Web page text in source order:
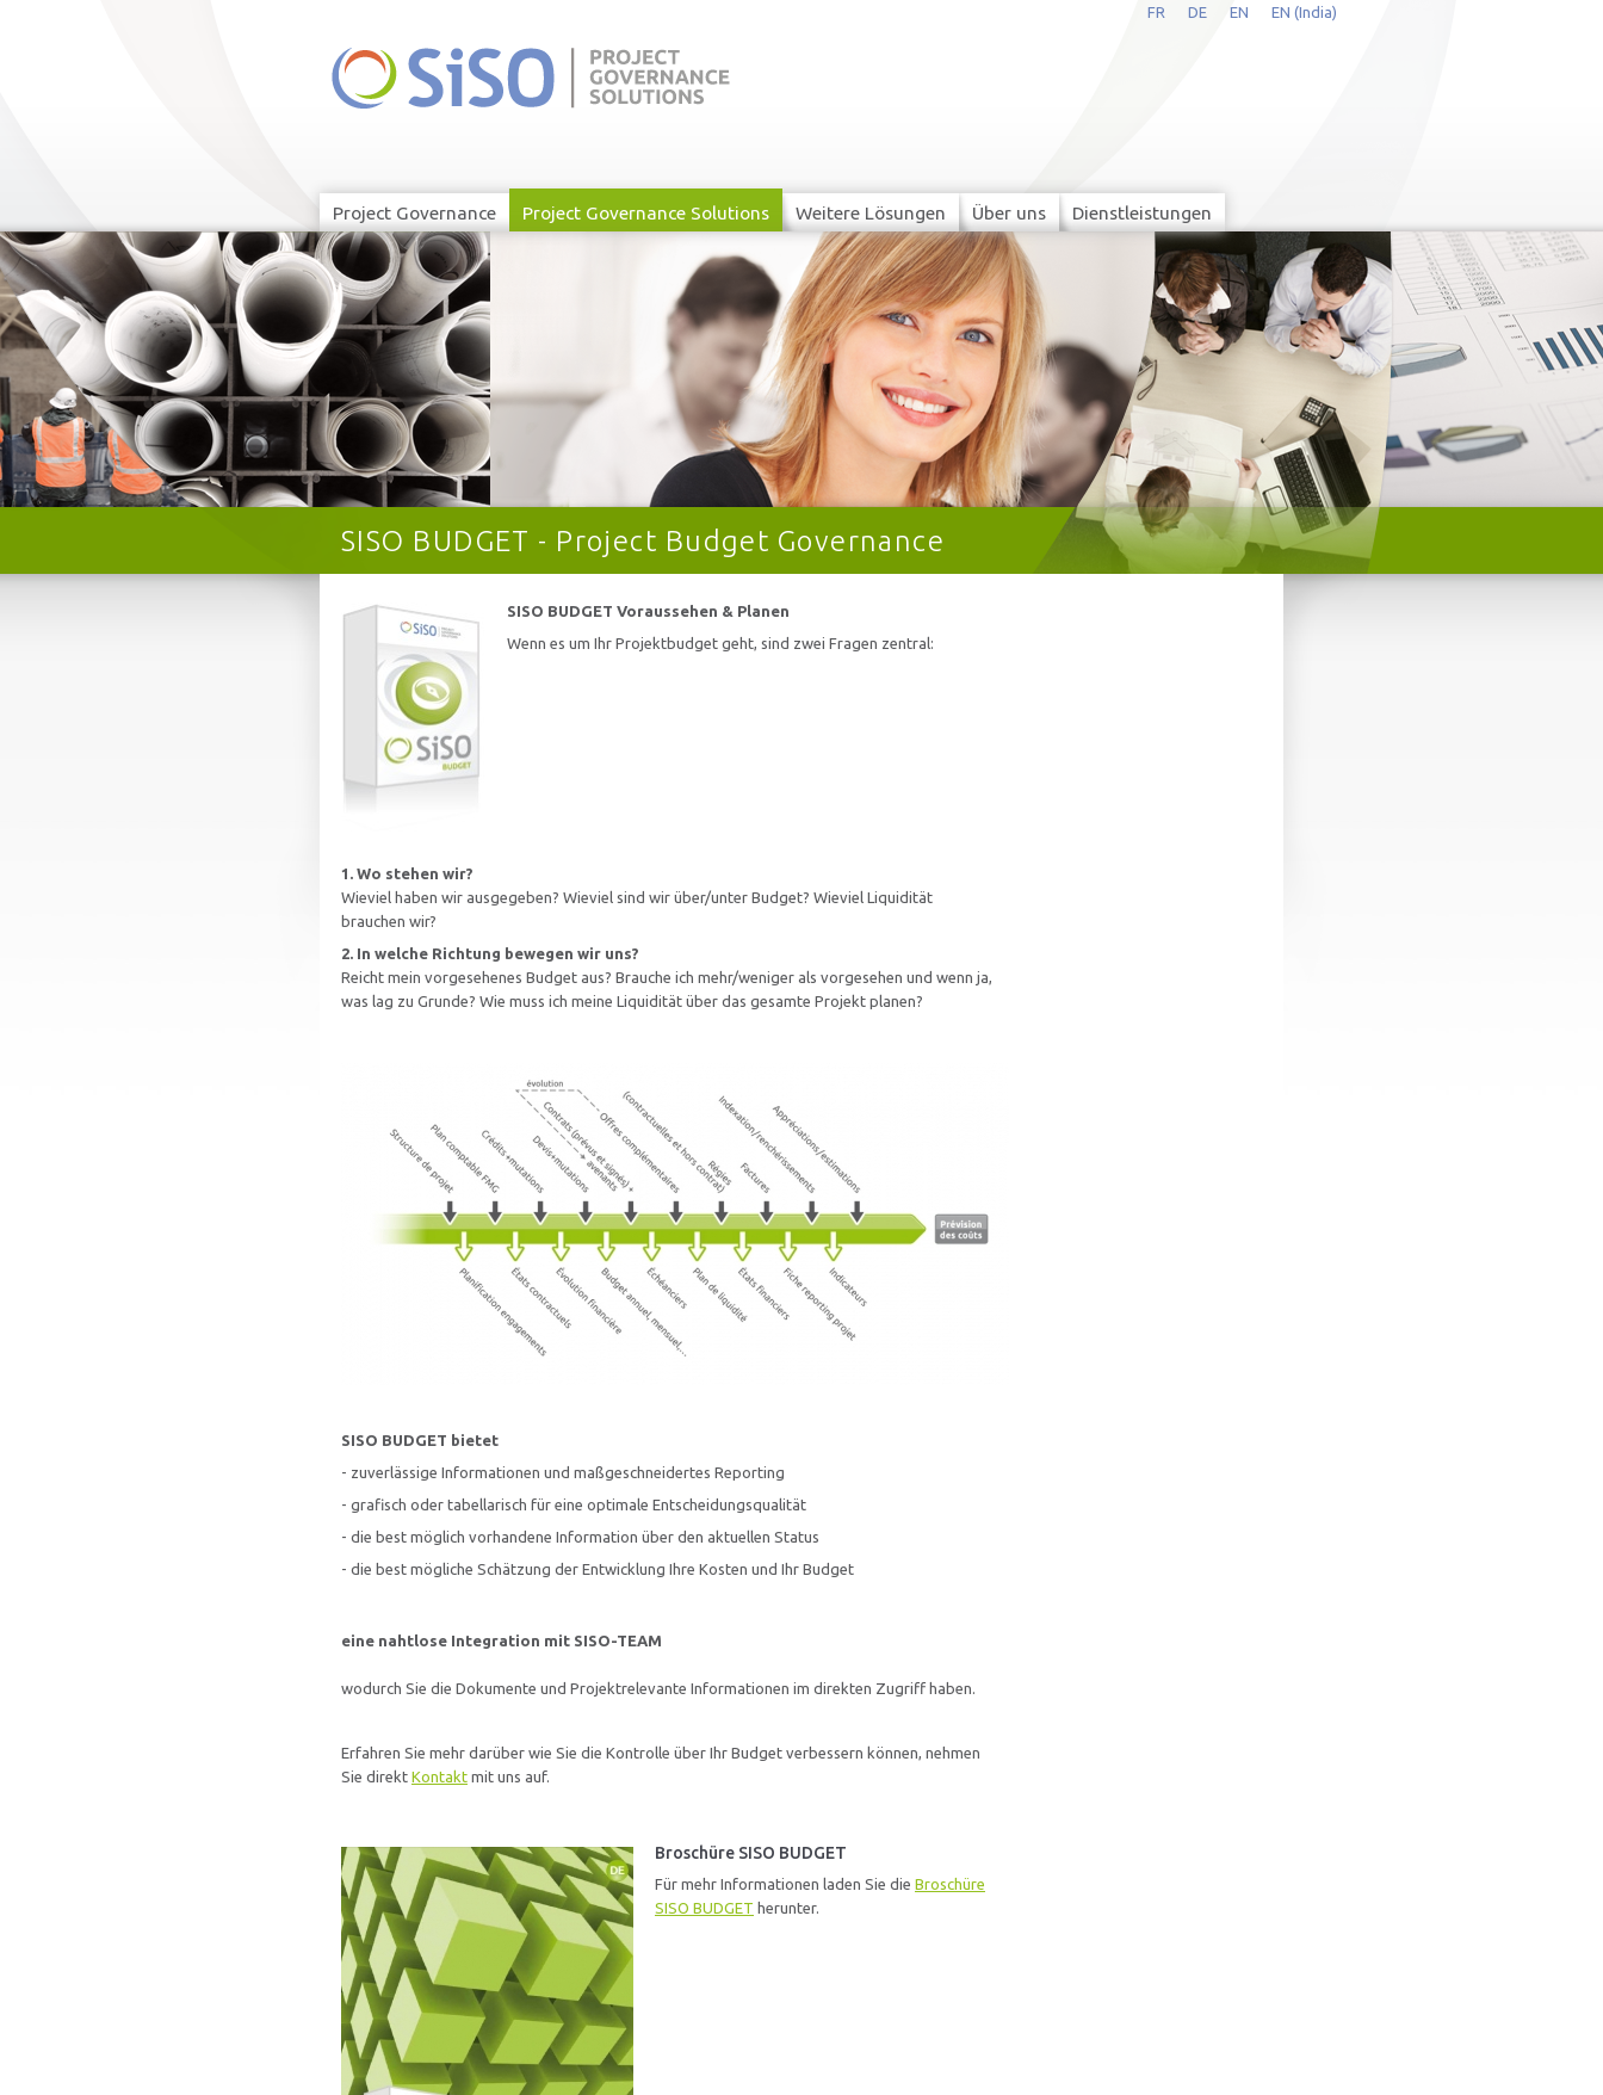
FR EN
DE EN (India)
Project Governance Project Governance Solutions Weitere Lösungen Über uns Dienstleistungen
SISO BUDGET - Project Budget Governance
SISO BUDGET Voraussehen & Planen
Wenn es um Ihr Projektbudget geht, sind zwei Fragen zentral:
1. Wo stehen wir?
Wieviel haben wir ausgegeben? Wieviel sind wir über/unter Budget? Wieviel Liquidität
brauchen wir?
2. In welche Richtung bewegen wir uns?
Reicht mein vorgesehenes Budget aus? Brauche ich mehr/weniger als vorgesehen und wenn ja,
was lag zu Grunde? Wie muss ich meine Liquidität über das gesamte Projekt planen?
SISO BUDGET bietet
- zuverlässige Informationen und maßgeschneidertes Reporting
- grafisch oder tabellarisch für eine optimale Entscheidungsqualität
- die best möglich vorhandene Information über den aktuellen Status
- die best mögliche Schätzung der Entwicklung Ihre Kosten und Ihr Budget
eine nahtlose Integration mit SISO-TEAM
wodurch Sie die Dokumente und Projektrelevante Informationen im direkten Zugriff haben.
Erfahren Sie mehr darüber wie Sie die Kontrolle über Ihr Budget verbessern können, nehmen
Sie direkt Kontakt mit uns auf.
Broschüre SISO BUDGET
Für mehr Informationen laden Sie die Broschüre
SISO BUDGET herunter.